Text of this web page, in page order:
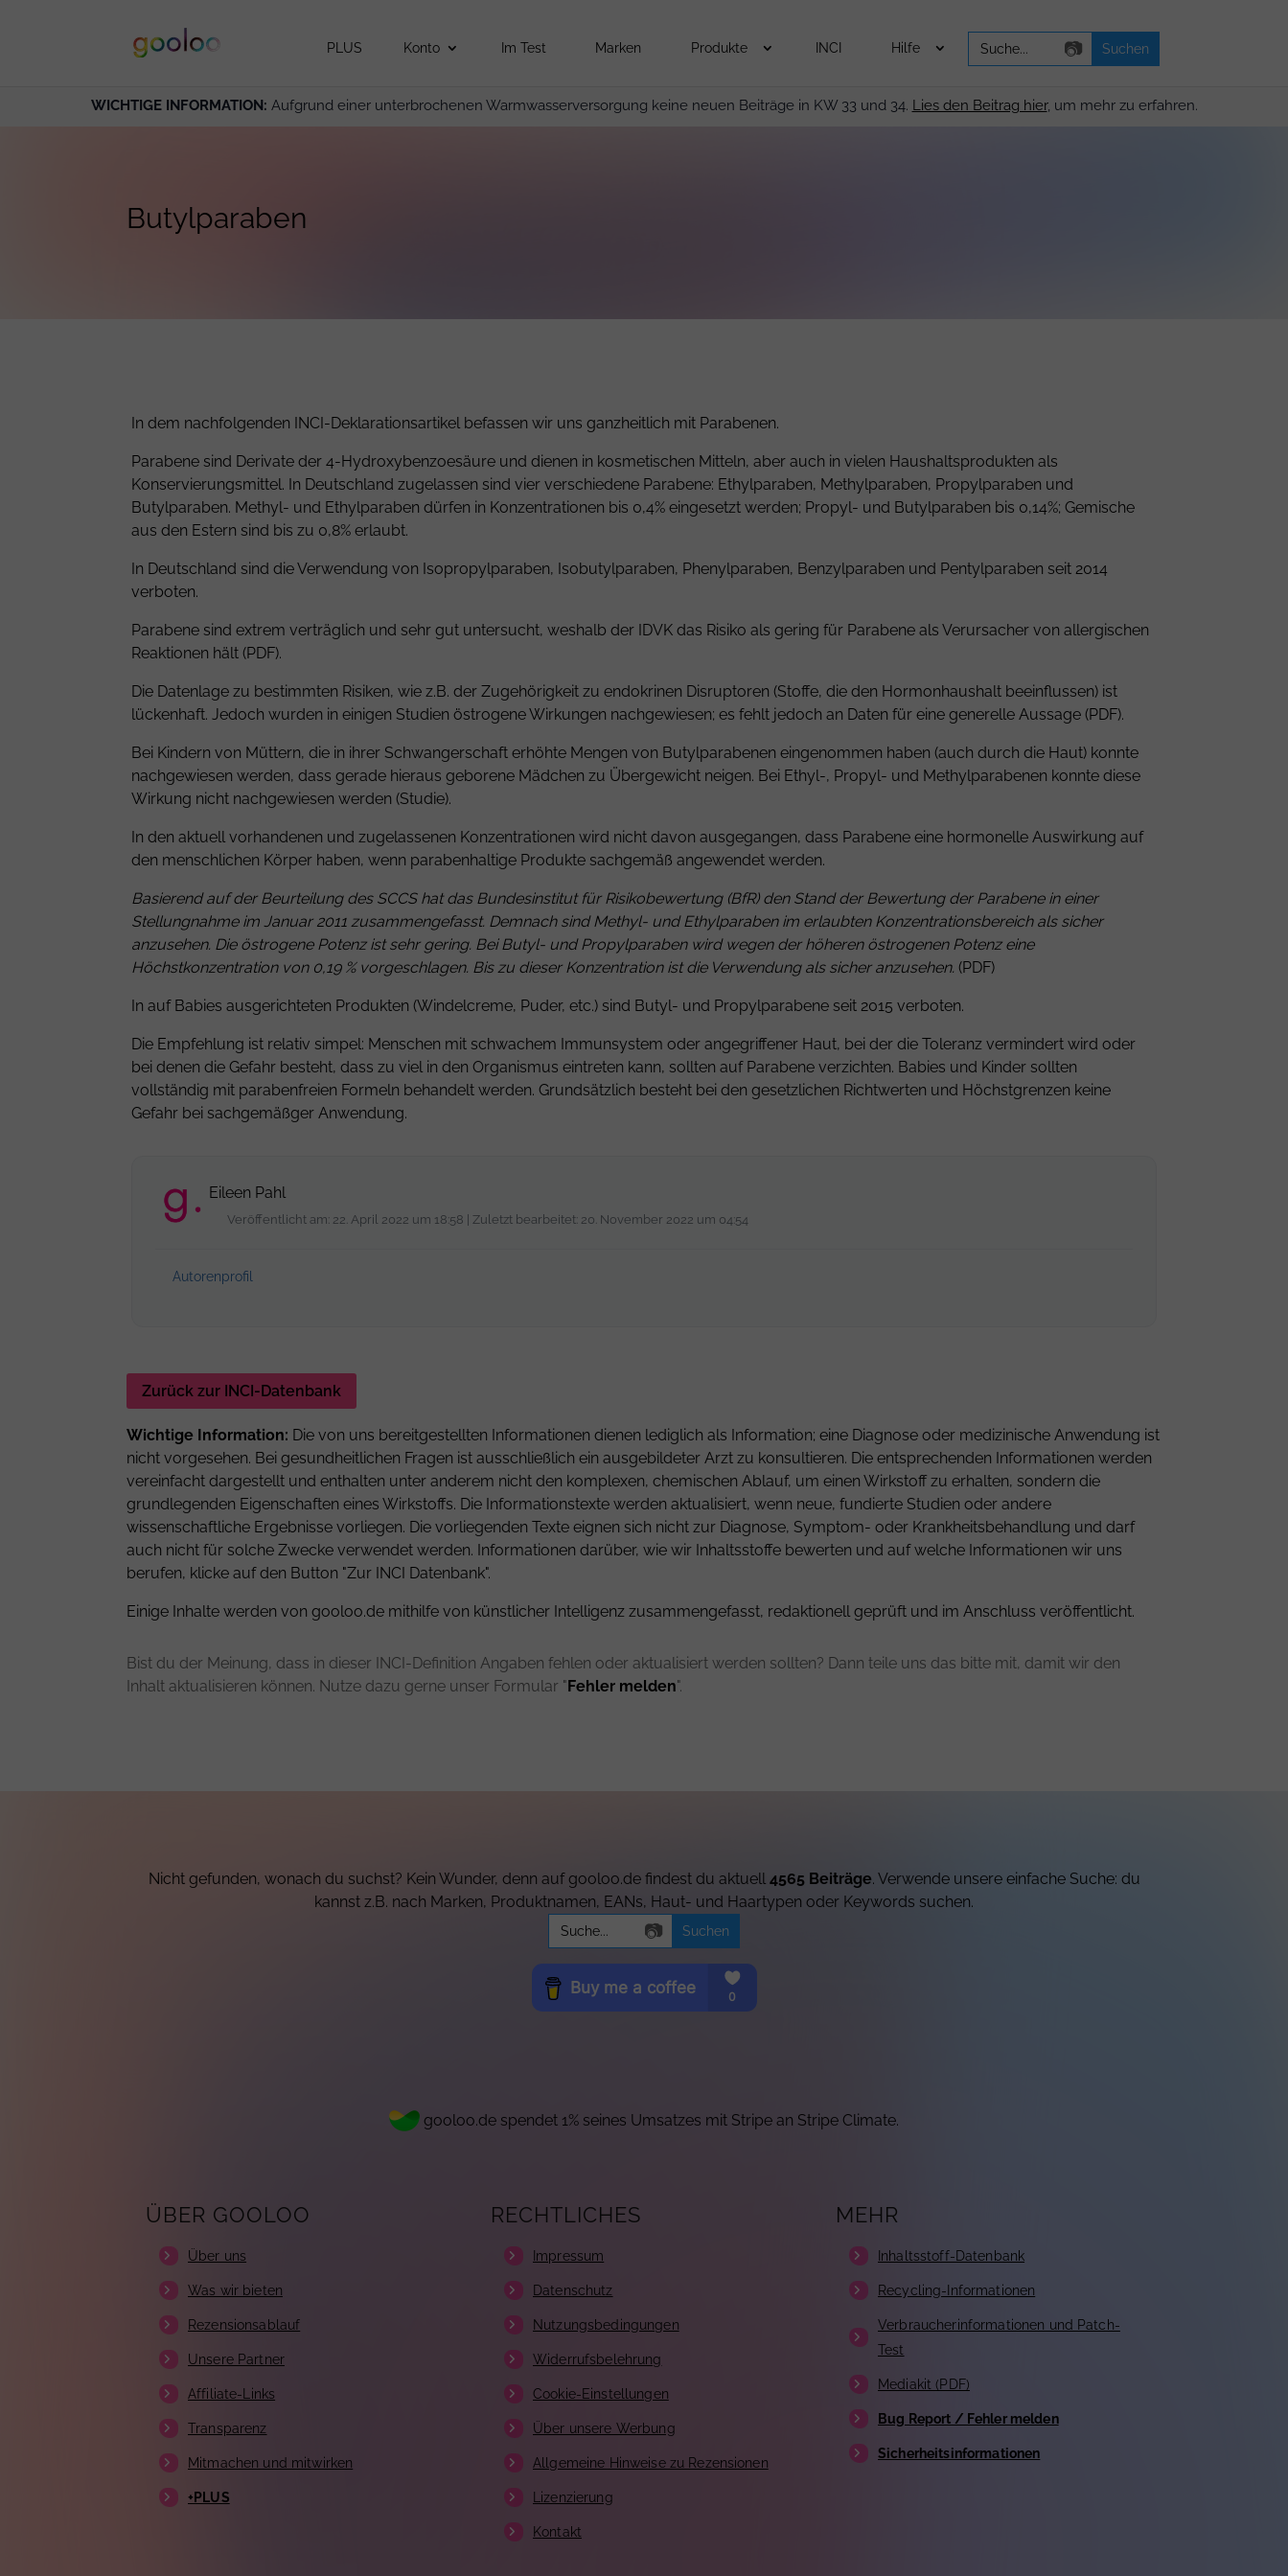
PLUS Konto Im Test Marken Produkte INCI Hilfe
Search
for:
📷
WICHTIGE INFORMATION: Aufgrund einer unterbrochenen Warmwasserversorgung keine neuen Beiträge in KW 33 und 34. Lies den Beitrag hier, um mehr zu erfahren.
Butylparaben
In dem nachfolgenden INCI-Deklarationsartikel befassen wir uns ganzheitlich mit Parabenen.
Parabene sind Derivate der 4-Hydroxybenzoesäure und dienen in kosmetischen Mitteln, aber auch in vielen Haushaltsprodukten als
Konservierungsmittel. In Deutschland zugelassen sind vier verschiedene Parabene: Ethylparaben, Methylparaben, Propylparaben und
Butylparaben. Methyl- und Ethylparaben dürfen in Konzentrationen bis 0,4% eingesetzt werden; Propyl- und Butylparaben bis 0,14%; Gemische
aus den Estern sind bis zu 0,8% erlaubt.
In Deutschland sind die Verwendung von Isopropylparaben, Isobutylparaben, Phenylparaben, Benzylparaben und Pentylparaben seit 2014
verboten.
Parabene sind extrem verträglich und sehr gut untersucht, weshalb der IDVK das Risiko als gering für Parabene als Verursacher von allergischen
Reaktionen hält (PDF).
Die Datenlage zu bestimmten Risiken, wie z.B. der Zugehörigkeit zu endokrinen Disruptoren (Stoffe, die den Hormonhaushalt beeinflussen) ist
lückenhaft. Jedoch wurden in einigen Studien östrogene Wirkungen nachgewiesen; es fehlt jedoch an Daten für eine generelle Aussage (PDF).
Bei Kindern von Müttern, die in ihrer Schwangerschaft erhöhte Mengen von Butylparabenen eingenommen haben (auch durch die Haut) konnte
nachgewiesen werden, dass gerade hieraus geborene Mädchen zu Übergewicht neigen. Bei Ethyl-, Propyl- und Methylparabenen konnte diese
Wirkung nicht nachgewiesen werden (Studie).
In den aktuell vorhandenen und zugelassenen Konzentrationen wird nicht davon ausgegangen, dass Parabene eine hormonelle Auswirkung auf
den menschlichen Körper haben, wenn parabenhaltige Produkte sachgemäß angewendet werden.
Basierend auf der Beurteilung des SCCS hat das Bundesinstitut für Risikobewertung (BfR) den Stand der Bewertung der Parabene in einer
Stellungnahme im Januar 2011 zusammengefasst. Demnach sind Methyl- undEthylparabenim erlaubten Konzentrationsbereich als sicher
anzusehen. Die östrogene Potenz ist sehr gering. Bei Butyl- undPropylparabenwird wegen der höheren östrogenen Potenz eine
Höchstkonzentration von 0,19 % vorgeschlagen. Bis zu dieser Konzentration ist die Verwendung als sicher anzusehen. (PDF)
In auf Babies ausgerichteten Produkten (Windelcreme, Puder, etc.) sind Butyl- und Propylparabene seit 2015 verboten.
Die Empfehlung ist relativ simpel: Menschen mit schwachem Immunsystem oder angegriffener Haut, bei der die Toleranz vermindert wird oder
bei denen die Gefahr besteht, dass zu viel in den Organismus eintreten kann, sollten auf Parabene verzichten. Babies und Kinder sollten
vollständig mit parabenfreien Formeln behandelt werden. Grundsätzlich besteht bei den gesetzlichen Richtwerten und Höchstgrenzen keine
Gefahr bei sachgemäßger Anwendung.
Eileen Pahl
Veröffentlicht am: 22. April 2022 um 18:58 | Zuletzt bearbeitet: 20. November 2022 um 04:54
Autorenprofil
Zurück zur INCI-Datenbank
Wichtige Information: Die von uns bereitgestellten Informationen dienen lediglich als Information; eine Diagnose oder medizinische Anwendung ist
nicht vorgesehen. Bei gesundheitlichen Fragen ist ausschließlich ein ausgebildeter Arzt zu konsultieren. Die entsprechenden Informationen werden
vereinfacht dargestellt und enthalten unter anderem nicht den komplexen, chemischen Ablauf, um einen Wirkstoff zu erhalten, sondern die
grundlegenden Eigenschaften eines Wirkstoffs. Die Informationstexte werden aktualisiert, wenn neue, fundierte Studien oder andere
wissenschaftliche Ergebnisse vorliegen. Die vorliegenden Texte eignen sich nicht zur Diagnose, Symptom- oder Krankheitsbehandlung und darf
auch nicht für solche Zwecke verwendet werden. Informationen darüber, wie wir Inhaltsstoffe bewerten und auf welche Informationen wir uns
berufen, klicke auf den Button "Zur INCI Datenbank".
Einige Inhalte werden von gooloo.de mithilfe von künstlicher Intelligenz zusammengefasst, redaktionell geprüft und im Anschluss veröffentlicht.
Bist du der Meinung, dass in dieser INCI-Definition Angaben fehlen oder aktualisiert werden sollten? Dann teile uns das bitte mit, damit wir den
Inhalt aktualisieren können. Nutze dazu gerne unser Formular "Fehler melden".
Nicht gefunden, wonach du suchst? Kein Wunder, denn auf gooloo.de findest du aktuell 4565 Beiträge. Verwende unsere einfache Suche: du
kannst z.B. nach Marken, Produktnamen, EANs, Haut- und Haartypen oder Keywords suchen.
Search
for:
📷
gooloo.de spendet 1% seines Umsatzes mit Stripe an Stripe Climate.
ÜBER GOOLOO
Über uns
Was wir bieten
Rezensionsablauf
Unsere Partner
Affiliate-Links
Transparenz
Mitmachen und mitwirken
+PLUS
RECHTLICHES
Impressum
Datenschutz
Nutzungsbedingungen
Widerrufsbelehrung
Cookie-Einstellungen
Über unsere Werbung
Allgemeine Hinweise zu Rezensionen
Lizenzierung
Kontakt
MEHR
Inhaltsstoff-Datenbank
Recycling-Informationen
Verbraucherinformationen und Patch-
Test
Mediakit (PDF)
Bug Report / Fehler melden
Sicherheitsinformationen